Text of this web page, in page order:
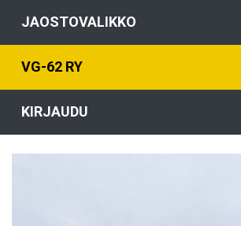
JAOSTOVALIKKO
VG-62 RY
KIRJAUDU